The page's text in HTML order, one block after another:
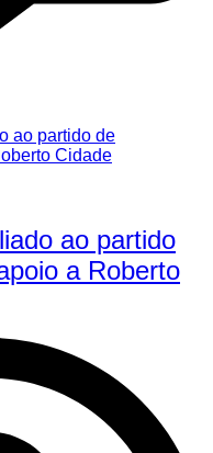
ao partido
a Roberto